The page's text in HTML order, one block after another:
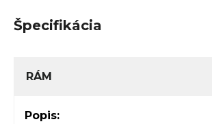
Špecifikácia
RÁM
Popis: